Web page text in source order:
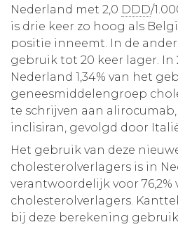
Nederland met 2,0 DDD/
is drie keer zo hoog als
positie inneemt. In de
gebruik tot 20 keer lager. In
Nederland 1,34% van het
geneesmiddelengroep
te schrijven aan
inclisiran, gevolgd door
Het gebruik van deze
cholesterolverlagers is in
verantwoordelijk voor 76,2%
cholesterolverlagers.
bij deze berekening